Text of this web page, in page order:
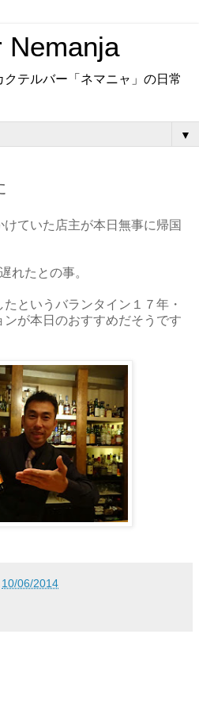
Nemanja
テルバー「ネマニャ」の日常
▼
ていた店主が本日無事に帰国
れたとの事。
というバランタイン１７年・
ンが本日のおすすめだそうです
10/06/2014